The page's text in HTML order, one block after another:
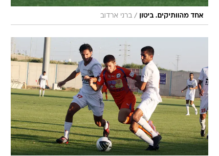
אחד מהוותיקים. ביטון / ברני ארדוב